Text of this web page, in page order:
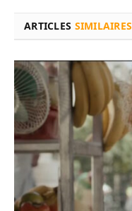
ARTICLES SIMILAIRES